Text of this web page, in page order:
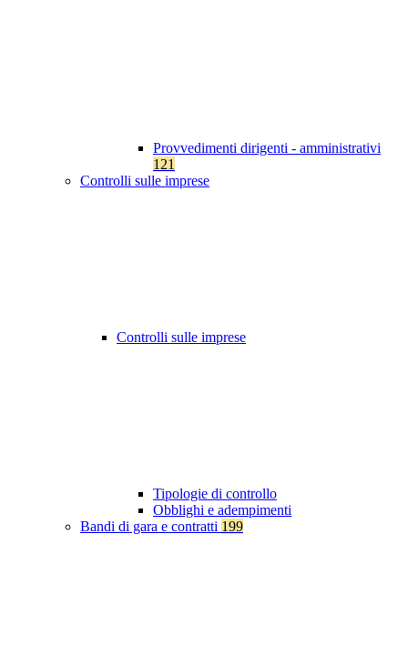
Provvedimenti dirigenti - amministrativi
121
Controlli sulle imprese
Controlli sulle imprese
Tipologie di controllo
Obblighi e adempimenti
Bandi di gara e contratti 199